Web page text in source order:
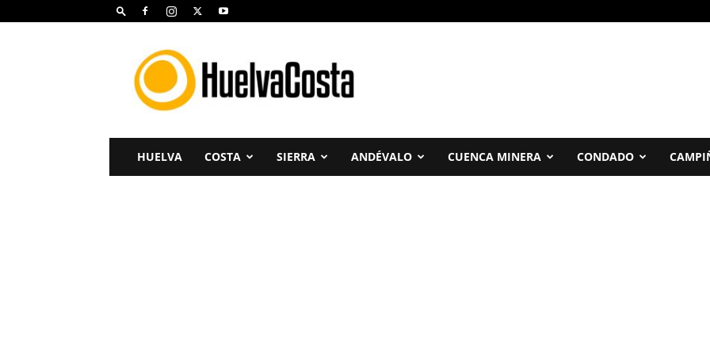
Huelva
Costa
HUELVA COSTA SIERRA ANDÉVALO CUENCA MINERA CONDADO